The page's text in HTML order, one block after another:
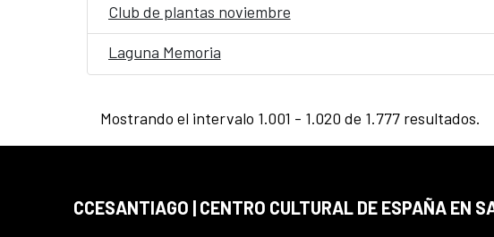
Club de plantas noviembre
Laguna Memoria
Mostrando el intervalo 1.001 - 1.020 de 1.777 resultados.
CCESANTIAGO | CENTRO CULTURAL DE ESPAÑA EN